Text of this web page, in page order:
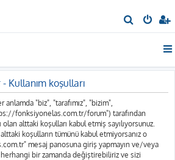
r
Kullanım koşulları
"biz", "tarafımız", "bizim",
fonksiyonelas.com.tr/forum") tarafından
olan alttaki koşulları kabul etmiş sayılıyorsunuz.
alttaki koşulların tümünü kabul etmiyorsanız o
mesaj panosuna giriş yapmayın ve/veya
herhangi bir zamanda değiştirebiliriz ve sizi